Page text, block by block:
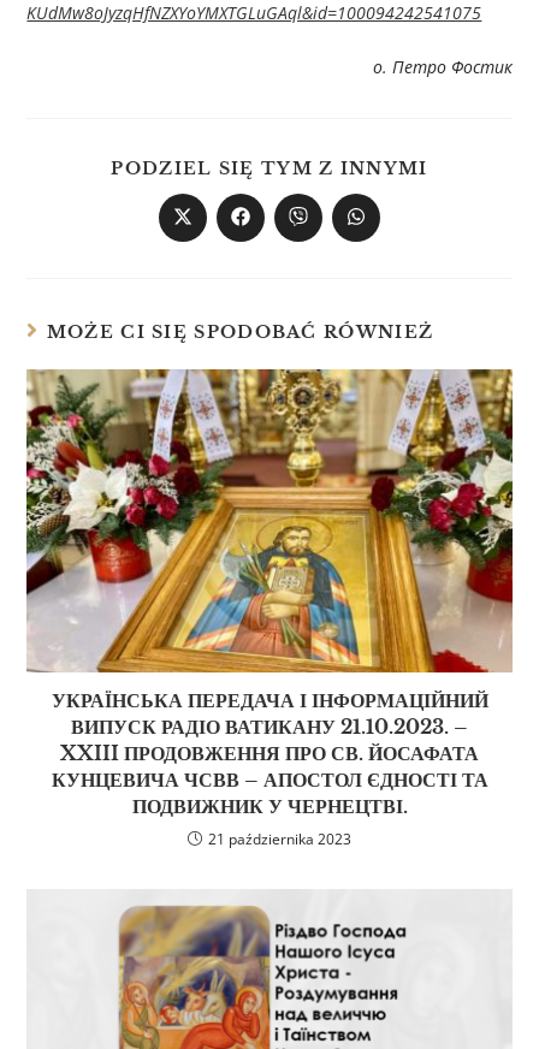
KUdMw8oJyzqHfNZXYoYMXTGLuGAql&id=100094242541075
о. Петро Фостик
PODZIEL SIĘ TYM Z INNYMI
MOŻE CI SIĘ SPODOBAĆ RÓWNIEŻ
УКРАЇНСЬКА ПЕРЕДАЧА І ІНФОРМАЦІЙНИЙ
ВИПУСК РАДІО ВАТИКАНУ 21.10.2023. –
XXIII ПРОДОВЖЕННЯ ПРО СВ. ЙОСАФАТА
КУНЦЕВИЧА ЧСВВ – АПОСТОЛ ЄДНОСТІ ТА
ПОДВИЖНИК У ЧЕРНЕЦТВІ.
21 października 2023